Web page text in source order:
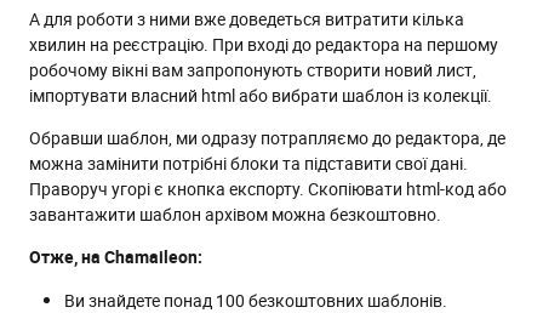
А для роботи з ними вже доведеться витратити кілька
хвилин на реєстрацію. При вході до редактора на першому
робочому вікні вам запропонують створити новий лист,
імпортувати власний html або вибрати шаблон із колекції.
Обравши шаблон, ми одразу потрапляємо до редактора, де
можна замінити потрібні блоки та підставити свої дані.
Праворуч угорі є кнопка експорту. Скопіювати html-код або
завантажити шаблон архівом можна безкоштовно.
Отже, на Chamaileon:
Ви знайдете понад 100 безкоштовних шаблонів.